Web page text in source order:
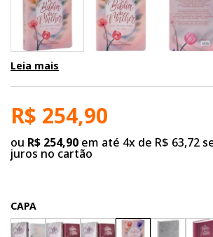
Leia mais
R$ 254,90
ou R$ 254,90 em até 4x de R$ 63,72
juros no cartão
CAPA